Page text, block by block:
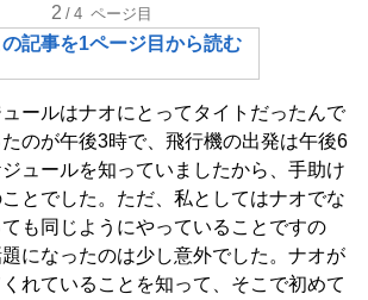
2 /4 ページ目
の記事を1ページ目から読む
ュールはナオにとってタイトだったんで
のが午後3時で、飛行機の出発は午後6
ュールを知っていましたから、手助け
とでした。ただ、私としてはナオでな
も同じようにやっていることですの
になったのは少し意外でした。ナオが
れていることを知って、そこで初めて